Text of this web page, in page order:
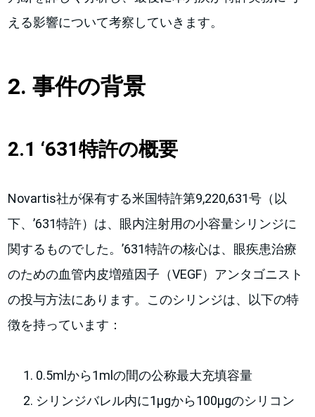
える影響について考察していきます。
2. 事件の背景
2.1 ‘631特許の概要
Novartis社が保有する米国特許第9,220,631号（以
下、’631特許）は、眼内注射用の小容量シリンジに
関するものでした。’631特許の核心は、眼疾患治療
のための血管内皮増殖因子（VEGF）アンタゴニスト
の投与方法にあります。このシリンジは、以下の特
徴を持っています：
0.5mlから1mlの間の公称最大充填容量
シリンジバレル内に1μgから100μgのシリコン